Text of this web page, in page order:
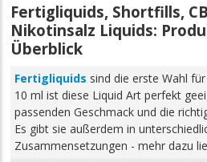
Fertigliquids, Shortfills,
Nikotinsalz Liquids:
Überblick
Fertigliquids sind die erste Wahl
10 ml ist diese Liquid Art perfekt
passenden Geschmack und die
Es gibt sie außerdem in
Zusammensetzungen - mehr dazu